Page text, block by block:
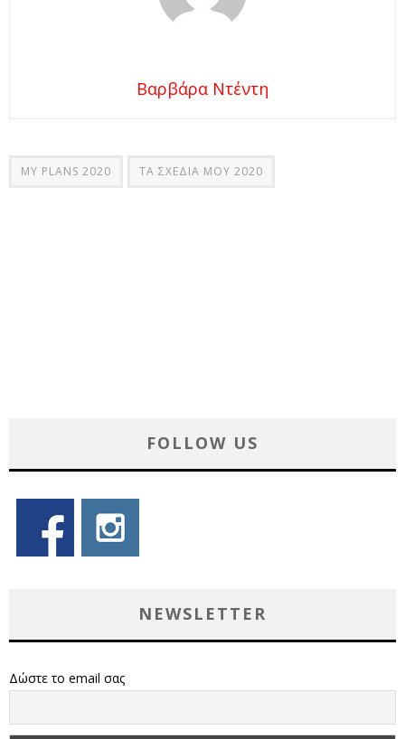
Βαρβάρα Ντέντη
MY PLANS 2020 ΤΑ ΣΧΕΔΙΑ ΜΟΥ 2020
FOLLOW US
NEWSLETTER
Δώστε το email σας